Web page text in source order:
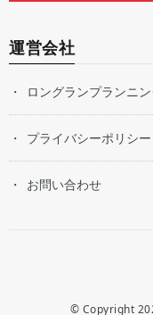
運営会社
ロングランプランニ
プライバシーポリシー
お問い合わせ
© Copyright